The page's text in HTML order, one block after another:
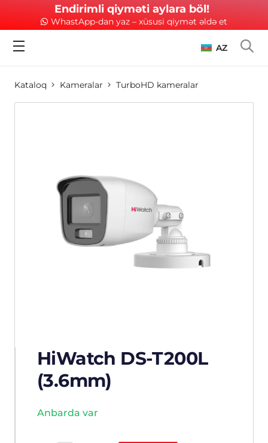
Endirimli qiyməti aylara böl!
WhastApp-dan yaz – xüsusi qiymət əldə et
AZ
Kataloq Kameralar TurboHD kameralar
HiWatch DS-T200L
(3.6mm)
Anbarda var